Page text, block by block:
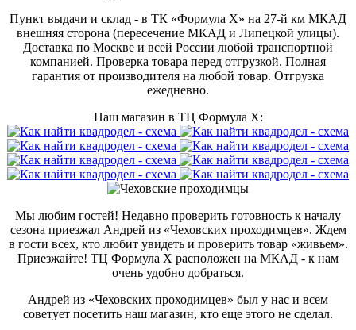
Пункт выдачи и склад - в ТК «Формула X» на 27-й км МКАД
внешняя сторона (пересечение МКАД и Липецкой улицы).
Доставка по Москве и всей России любой транспортной
компанией. Проверка товара перед отгрузкой. Полная
гарантия от производителя на любой товар. Отгрузка
ежедневно.
Наш магазин в ТЦ Формула Х:
Мы любим гостей! Недавно проверить готовность к началу
сезона приезжал Андрей из «Чеховских проходимцев». Ждем
в гости всех, кто любит увидеть и проверить товар «живьем».
Приезжайте! ТЦ Формула Х расположен на МКАД - к нам
очень удобно добраться.
Андрей из «Чеховских проходимцев» был у нас и всем
советует посетить наш магазин, кто еще этого не сделал.